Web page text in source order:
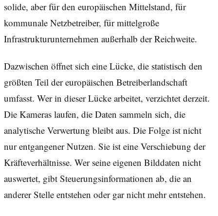
solide, aber für den europäischen Mittelstand, für
kommunale Netzbetreiber, für mittelgroße
Infrastrukturunternehmen außerhalb der Reichweite.
Dazwischen öffnet sich eine Lücke, die statistisch den
größten Teil der europäischen Betreiberlandschaft
umfasst. Wer in dieser Lücke arbeitet, verzichtet derzeit.
Die Kameras laufen, die Daten sammeln sich, die
analytische Verwertung bleibt aus. Die Folge ist nicht
nur entgangener Nutzen. Sie ist eine Verschiebung der
Kräfteverhältnisse. Wer seine eigenen Bilddaten nicht
auswertet, gibt Steuerungsinformationen ab, die an
anderer Stelle entstehen oder gar nicht mehr entstehen.